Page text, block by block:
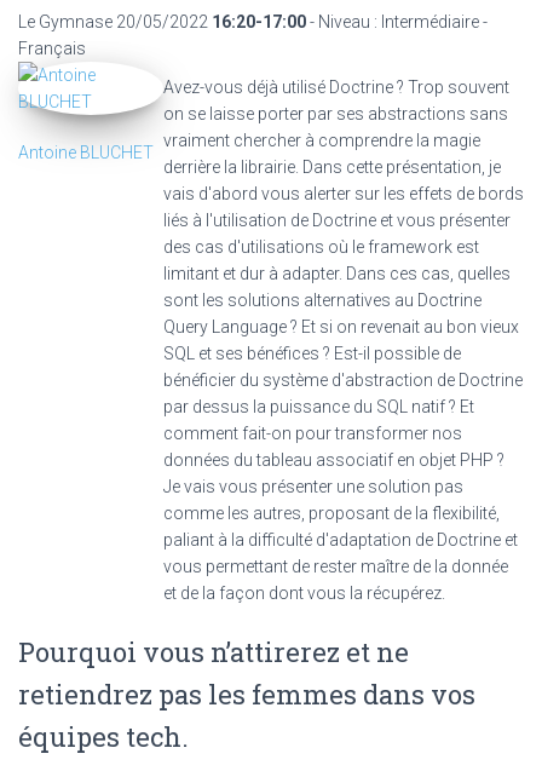
Le Gymnase 20/05/2022 16:20-17:00- Niveau : Intermédiaire -
Français
Avez-vous déjà utilisé Doctrine ? Trop souvent
on se laisse porter par ses abstractions sans
vraiment chercher à comprendre la magie
derrière la librairie. Dans cette présentation, je
vais d'abord vous alerter sur les effets de bords
liés à l'utilisation de Doctrine et vous présenter
des cas d'utilisations où le framework est
limitant et dur à adapter. Dans ces cas, quelles
sont les solutions alternatives au Doctrine
Query Language ? Et si on revenait au bon vieux
SQL et ses bénéfices ? Est-il possible de
bénéficier du système d'abstraction de Doctrine
par dessus la puissance du SQL natif ? Et
comment fait-on pour transformer nos
données du tableau associatif en objet PHP ?
Je vais vous présenter une solution pas
comme les autres, proposant de la flexibilité,
paliant à la difficulté d'adaptation de Doctrine et
vous permettant de rester maître de la donnée
et de la façon dont vous la récupérez.
Antoine BLUCHET
Pourquoi vous n’attirerez et ne
retiendrez pas les femmes dans vos
équipes tech.